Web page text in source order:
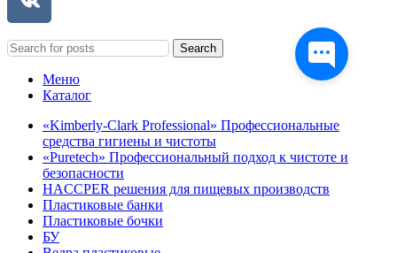
Search
Меню
Каталог
«Kimberly-Clark Professional» Профессиональные
средства гигиены и чистоты
«Puretech» Профессиональный подход к чистоте и
безопасности
HACCPER решения для пищевых производств
Пластиковые банки
Пластиковые бочки
БУ